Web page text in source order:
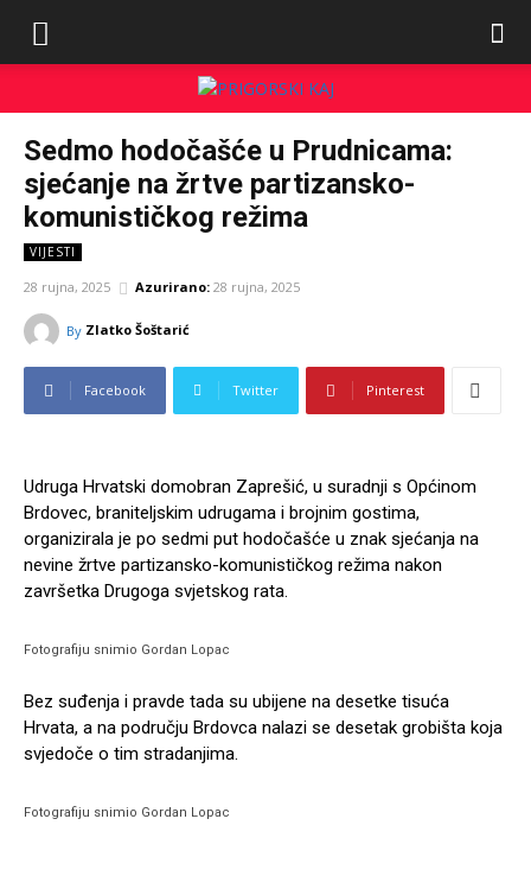
Sedmo hodočašće u Prudnicama:
sjećanje na žrtve partizansko-
komunističkog režima
VIJESTI
28 rujna, 2025 Azurirano: 28 rujna, 2025
By Zlatko Šoštarić
Facebook Twitter Pinterest
Udruga Hrvatski domobran Zaprešić, u suradnji s Općinom
Brdovec, braniteljskim udrugama i brojnim gostima,
organizirala je po sedmi put hodočašće u znak sjećanja na
nevine žrtve partizansko-komunističkog režima nakon
završetka Drugoga svjetskog rata.
Fotografiju snimio Gordan Lopac
Bez suđenja i pravde tada su ubijene na desetke tisuća
Hrvata, a na području Brdovca nalazi se desetak grobišta koja
svjedoče o tim stradanjima.
Fotografiju snimio Gordan Lopac